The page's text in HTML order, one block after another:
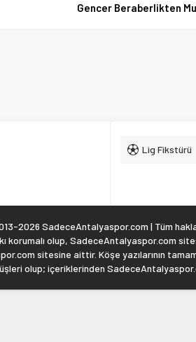
Gencer Beraberlikten
Lig Fikstürü
2026 SadeceAntalyaspor.com | Tüm
korumalı olup, SadeceAntalyaspor.com
sitesine aittir. Köşe yazılarının
olup; içeriklerinden